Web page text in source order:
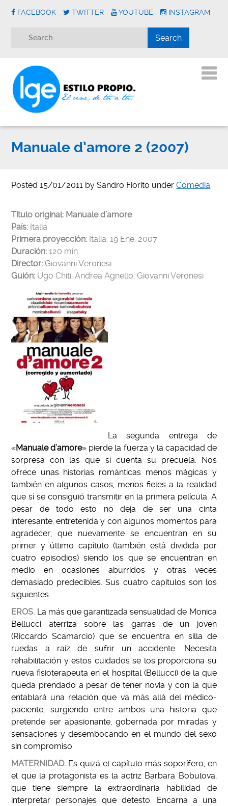
FACEBOOK TWITTER YOUTUBE INSTAGRAM
Manuale d’amore 2 (2007)
Posted15/01/2011 bySandro Fiorito underComedia
Título original: Manuale d’amore
País: Italia
Primera proyección: Italia, 19 Ene. 2007
Duración:120 min.
Director:Giovanni Veronesi
Guión: Ugo Chiti, Andrea Agnello, Giovanni Veronesi
La segunda entrega de
«Manuale d’amore» pierde la fuerza y la capacidad de
sorpresa con las que sí cuenta su precuela. Nos
ofrece unas historias románticas menos mágicas y
también en algunos casos, menos fieles a la realidad
que sí se consiguió transmitir en la primera película. A
pesar de todo esto no deja de ser una cinta
interesante, entretenida y con algunos momentos para
agradecer, que nuevamente se encuentran en su
primer y último capítulo (también está dividida por
cuatro episodios) siendo los que se encuentran en
medio en ocasiones aburridos y otras veces
demasiado predecibles. Sus cuatro capítulos son los
siguientes.
EROS. La más que garantizada sensualidad de Monica
Bellucci aterriza sobre las garras de un joven
(Riccardo Scamarcio) que se encuentra en silla de
ruedas a raíz de sufrir un accidente. Necesita
rehabilitación y estos cuidados se los proporciona su
nueva fisioterapeuta en el hospital (Bellucci) de la que
queda prendado a pesar de tener novia y con la que
entablará una relación que va más allá del médico-
paciente, surgiendo entre ambos una historia que
pretende ser apasionante, gobernada por miradas y
sensaciones y desembocando en el mundo del sexo
sin compromiso.
MATERNIDAD. Es quizá el capítulo más soporífero, en
el que la protagonista es la actriz Barbara Bobulova,
que tiene siempre la extraordinaria habilidad de
interpretar personajes que detesto. Encarna a una